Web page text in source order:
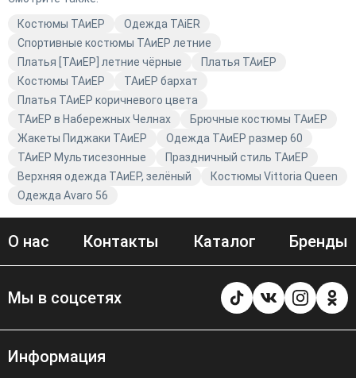
Костюмы TAиЕР
Одежда TAiER
Спортивные костюмы ТАиЕР летние
Платья [ТАиЕР] летние чёрные
Платья TAиЕР
Костюмы ТАиЕР
ТАиЕР бархат
Платья ТАиЕР коричневого цвета
ТАиЕР в Набережных Челнах
Брючные костюмы ТАиЕР
Жакеты Пиджаки TAиЕР
Одежда ТАиЕР размер 60
ТАиЕР Мультисезонные
Праздничный стиль ТАиЕР
Верхняя одежда ТАиЕР, зелёный
Костюмы Vittoria Queen
Одежда Avaro 56
О нас Контакты Каталог Бренды
Мы в соцсетях
Информация